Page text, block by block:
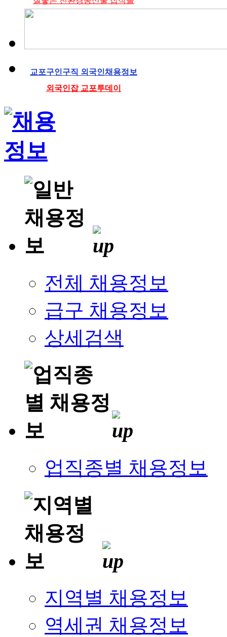
교포구인구직 외국인채용정보
외국인잡 교포투데이
전체 채용정보
급구 채용정보
상세검색
업직종별 채용정보
지역별 채용정보
역세권 채용정보